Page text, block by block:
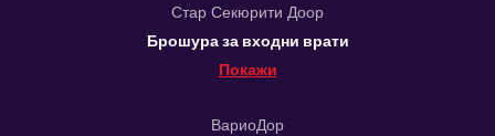
Стар Секюрити Доор
Брошура за входни врати
Покажи
ВариоДор